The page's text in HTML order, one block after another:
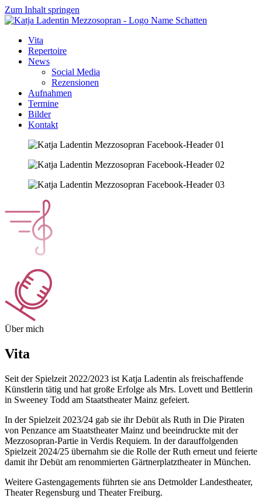
Zum Inhalt springen
Vita
Repertoire
News
Social Media
Rezensionen
Aufnahmen
Termine
Bilder
Kontakt
Über mich
Vita
Seit der Spielzeit 2022/2023 ist Katja Ladentin als freischaffende
Künstlerin tätig und hat große Erfolge als Mrs. Lovett und Bettlerin
in Sweeney Todd am Staatstheater Mainz gefeiert.
In der Spielzeit 2023/24 gab sie ihr Debüt als Ruth in Die Piraten
von Penzance am Staatstheater Mainz und beeindruckte mit der
Mezzosopran-Partie in Verdis Requiem. In der darauffolgenden
Spielzeit 2024/25 übernahm sie die Rolle der Ruth erneut und feierte
damit ihr Debüt am renommierten Gärtnerplatztheater in München.
Weitere Gastengagements führten sie ans Detmolder Landestheater,
Theater Regensburg und Theater Freiburg.